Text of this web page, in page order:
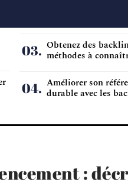
Obtenez des
méthodes à
Améliorer son
durable avec les
: